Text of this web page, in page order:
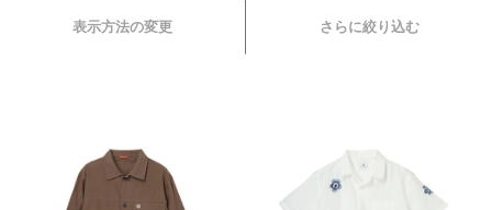
表示方法の変更 さらに絞り込む